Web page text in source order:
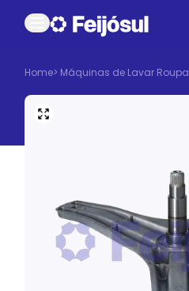
Home> Máquinas de Lavar Roupa